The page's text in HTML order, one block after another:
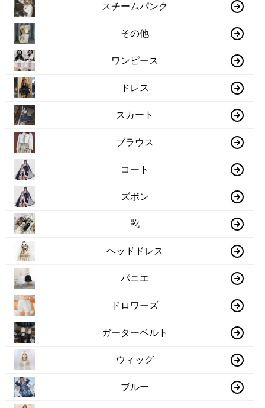
スチームパンク
その他
ワンピース
ドレス
スカート
ブラウス
コート
ズボン
靴
ヘッドドレス
パニエ
ドロワーズ
ガーターベルト
ウィッグ
ブルー